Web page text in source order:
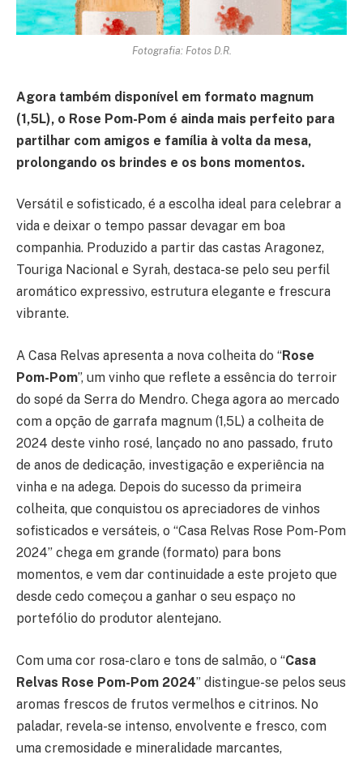
Fotografia: Fotos D.R.
Agora também disponível em formato magnum
(1,5L), o Rose Pom-Pom é ainda mais perfeito para
partilhar com amigos e família à volta da mesa,
prolongando os brindes e os bons momentos.
Versátil e sofisticado, é a escolha ideal para celebrar a
vida e deixar o tempo passar devagar em boa
companhia. Produzido a partir das castas Aragonez,
Touriga Nacional e Syrah, destaca-se pelo seu perfil
aromático expressivo, estrutura elegante e frescura
vibrante.
A Casa Relvas apresenta a nova colheita do “Rose
Pom-Pom”, um vinho que reflete a essência do terroir
do sopé da Serra do Mendro. Chega agora ao mercado
com a opção de garrafa magnum (1,5L) a colheita de
2024 deste vinho rosé, lançado no ano passado, fruto
de anos de dedicação, investigação e experiência na
vinha e na adega. Depois do sucesso da primeira
colheita, que conquistou os apreciadores de vinhos
sofisticados e versáteis, o “Casa Relvas Rose Pom-Pom
2024” chega em grande (formato) para bons
momentos, e vem dar continuidade a este projeto que
desde cedo começou a ganhar o seu espaço no
portefólio do produtor alentejano.
Com uma cor rosa-claro e tons de salmão, o “Casa
Relvas Rose Pom-Pom 2024” distingue-se pelos seus
aromas frescos de frutos vermelhos e citrinos. No
paladar, revela-se intenso, envolvente e fresco, com
uma cremosidade e mineralidade marcantes,